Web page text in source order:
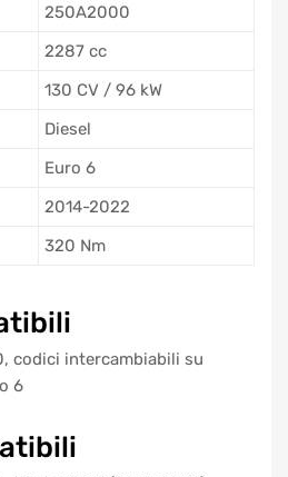
250A2000
2287 cc
130 CV / 96 kW
Diesel
Euro 6
2014-2022
320 Nm
codici intercambiabili su
6